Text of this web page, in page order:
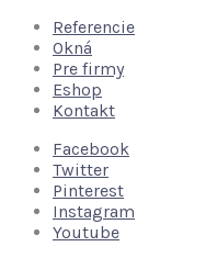
Referencie
Okná
Pre firmy
Eshop
Kontakt
Facebook
Twitter
Pinterest
Instagram
Youtube